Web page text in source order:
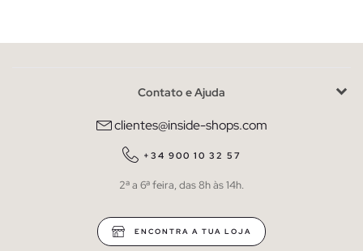
Contato e Ajuda
clientes@inside-shops.com
+34 900 10 32 57
2ª a 6ª feira, das 8h às 14h.
ENCONTRA A TUA LOJA